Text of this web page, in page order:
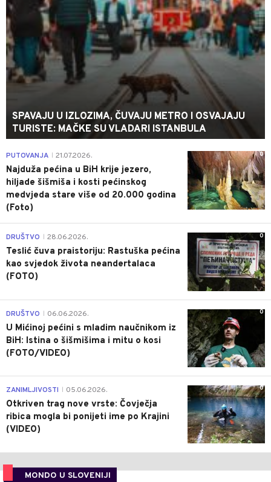
SPAVAJU U IZLOZIMA, ČUVAJU METRO I OSVAJAJU
TURISTE: MAČKE SU VLADARI ISTANBULA
0
PUTOVANJA 21.07.2026.
Najduža pećina u BiH krije jezero,
hiljade šišmiša i kosti pećinskog
medvjeda stare više od 20.000 godina
(Foto)
0
DRUŠTVO 28.06.2026.
Teslić čuva praistoriju: Rastuška pećina
kao svjedok života neandertalaca
(FOTO)
0
DRUŠTVO 06.06.2026.
U Mićinoj pećini s mladim naučnikom iz
BiH: Istina o šišmišima i mitu o kosi
(FOTO/VIDEO)
0
ZANIMLJIVOSTI 05.06.2026.
Otkriven trag nove vrste: Čovječja
ribica mogla bi ponijeti ime po Krajini
(VIDEO)
MONDO U SLOVENIJI